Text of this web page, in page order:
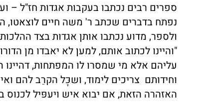
ספרים רבים נכתבו בעקבות אגדות חז"ל –
נפתח בדברים שכתב ר' משה חיים לוצאטו,
ולספר, מדוע נכתבו אותן אגדות בצד ההלכות
"והיינו לכתוב אותם, למען לא יאבדו מן
עליהם אלא מי שמסרו לו המפתחות, דהיינו
וחידותם צריכים לימוד, ושכָּל הקרֵב להם
האזהרה הזאת, אם יבוא איש ויעפּיל לכנוס